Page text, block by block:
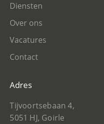
Diensten
Over ons
Vacatures
Contact
Adres
Tijvoortsebaan 4,
5051 HJ, Goirle